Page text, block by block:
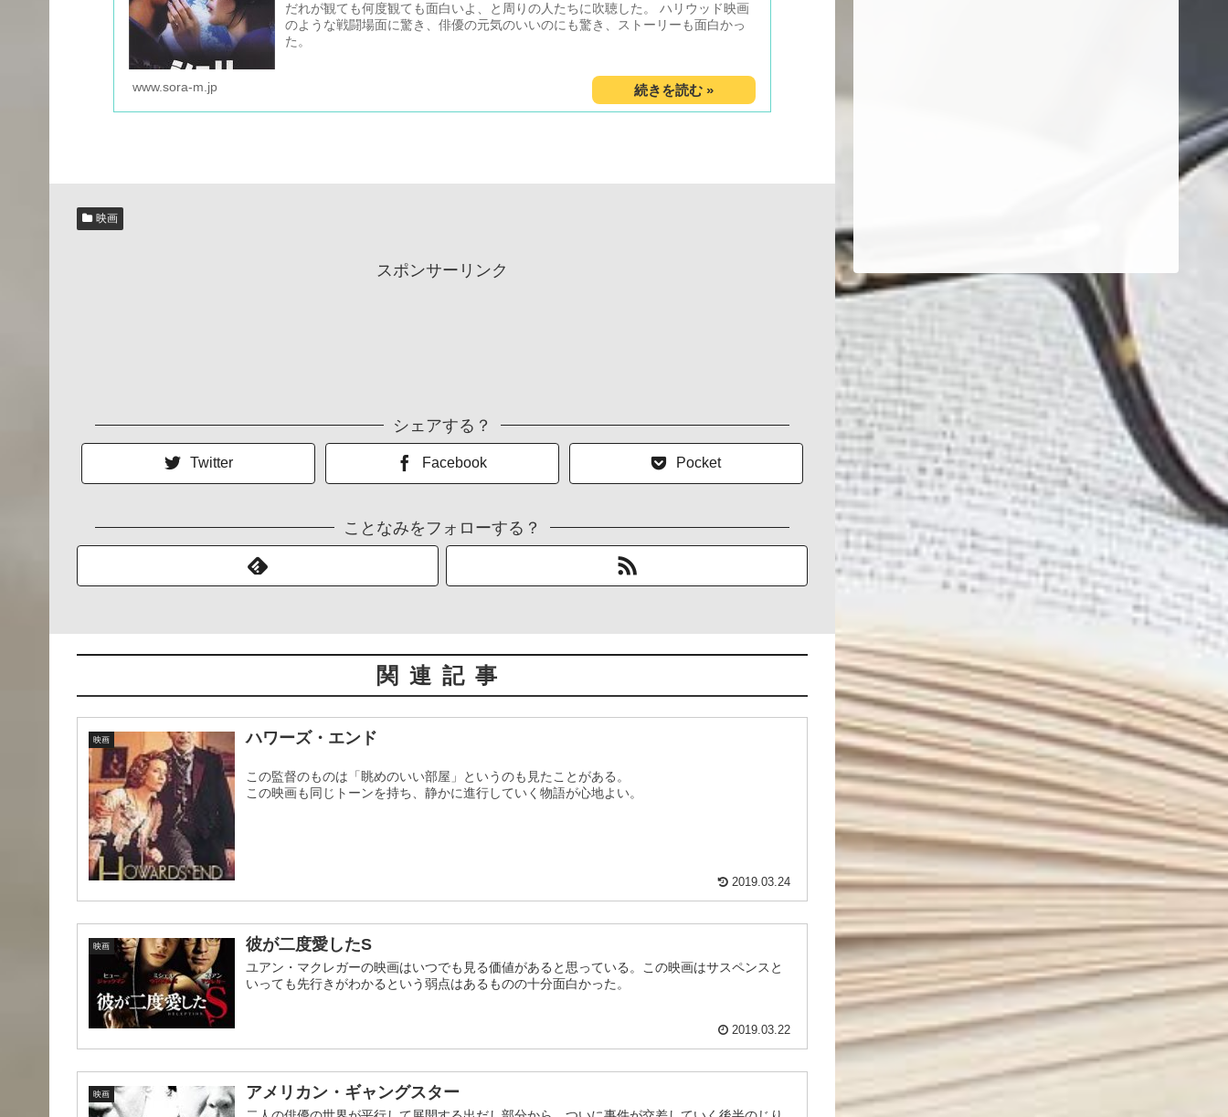
だれが観ても何度観ても面白いよ、と周りの人たちに吹聴した。 ハリウッド映画
のような戦闘場面に驚き、俳優の元気のいいのにも驚き、ストーリーも面白かっ
た。
www.sora-m.jp 2019.03.22
映画
スポンサーリンク
シェアする？
Twitter Facebook Pocket
ことなみをフォローする？
関連記事
映画 ハワーズ・エンド
この監督のものは「眺めのいい部屋」というのも見たことがある。
この映画も同じトーンを持ち、静かに進行していく物語が心地よい。
2019.03.24
映画 彼が二度愛したS
ユアン・マクレガーの映画はいつでも見る価値があると思っている。この映画はサスペンスと
いっても先行きがわかるという弱点はあるものの十分面白かった。
2019.03.22
映画 アメリカン・ギャングスター